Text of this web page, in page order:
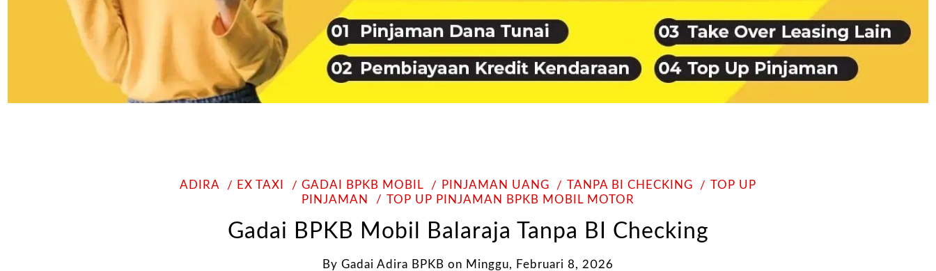
ADIRA EX TAXI GADAI BPKB MOBIL PINJAMAN UANG TANPA BI CHECKING
TOP UP
PINJAMAN
TOP UP PINJAMAN BPKB MOBIL MOTOR
Gadai BPKB Mobil Balaraja Tanpa BI Checking
By Gadai Adira BPKB on Minggu, Februari 8, 2026